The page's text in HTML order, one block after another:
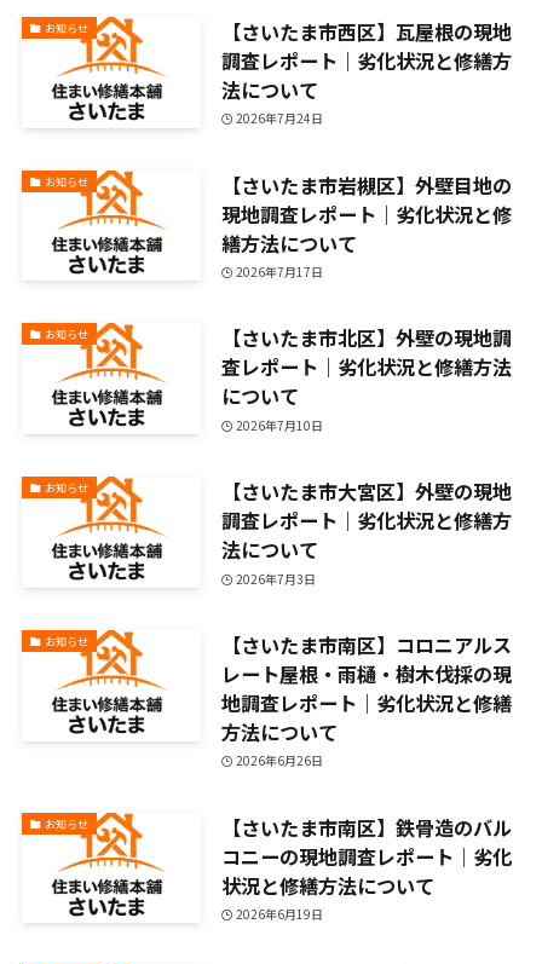
お知らせ
【さいたま市西区】瓦屋根の現地
調査レポート｜劣化状況と修繕方
法について
2026年7月24日
お知らせ
【さいたま市岩槻区】外壁目地の
現地調査レポート｜劣化状況と修
繕方法について
2026年7月17日
お知らせ
【さいたま市北区】外壁の現地調
査レポート｜劣化状況と修繕方法
について
2026年7月10日
お知らせ
【さいたま市大宮区】外壁の現地
調査レポート｜劣化状況と修繕方
法について
2026年7月3日
お知らせ
【さいたま市南区】コロニアルス
レート屋根・雨樋・樹木伐採の現
地調査レポート｜劣化状況と修繕
方法について
2026年6月26日
お知らせ
【さいたま市南区】鉄骨造のバル
コニーの現地調査レポート｜劣化
状況と修繕方法について
2026年6月19日